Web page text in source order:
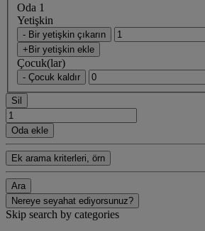
Oda 1
Yetişkin
- Bir yetişkin çıkarın
+Bir yetişkin ekle
Çocuk(lar)
- Çocuk kaldır
Sil
Oda ekle
Ek arama kriterleri, örn
Ara
Nereye seyahat ediyorsunuz?
Skip search by categories